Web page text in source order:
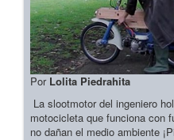
Por Lolita Piedrahita
La slootmotor del ingeniero
motocicleta que funciona con
no dañan el medio ambiente